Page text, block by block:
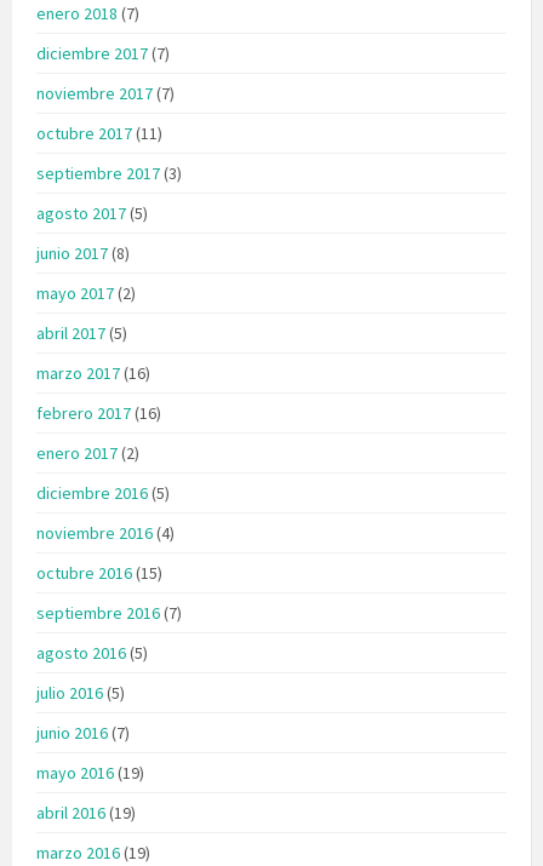
enero 2018 (7)
diciembre 2017(7)
noviembre 2017(7)
octubre 2017(11)
septiembre 2017(3)
agosto 2017(5)
junio 2017(8)
mayo 2017(2)
abril 2017(5)
marzo 2017(16)
febrero 2017(16)
enero 2017(2)
diciembre 2016(5)
noviembre 2016(4)
octubre 2016(15)
septiembre 2016(7)
agosto 2016(5)
julio 2016(5)
junio 2016(7)
mayo 2016(19)
abril 2016(19)
marzo 2016(19)